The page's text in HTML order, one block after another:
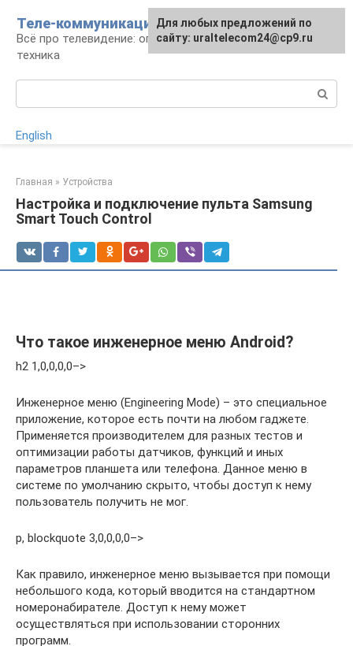
контенту
Теле-коммуникации
Всё про телевидение: операторы, технологии,
техника
English
Главная » Устройства
Настройка и подключение пульта Samsung
Smart Touch Control
Что такое инженерное меню Android?
h2 1,0,0,0,0–>
Инженерное меню (Engineering Mode) – это специальное
приложение, которое есть почти на любом гаджете.
Применяется производителем для разных тестов и
оптимизации работы датчиков, функций и иных
параметров планшета или телефона. Данное меню в
системе по умолчанию скрыто, чтобы доступ к нему
пользователь получить не мог.
p, blockquote 3,0,0,0,0–>
Как правило, инженерное меню вызывается при помощи
небольшого кода, который вводится на стандартном
номеронабирателе. Доступ к нему может
осуществляться при использовании сторонних
программ.
Для любых предложений по
сайту: uraltelecom24@cp9.ru